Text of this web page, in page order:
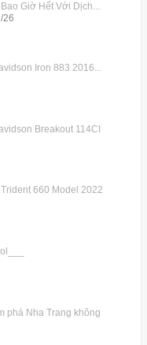
Giờ Hết Với Dịch...
26
Iron 883 2016...
Breakout 114CI
660 Model 2022
phá Nha Trang không